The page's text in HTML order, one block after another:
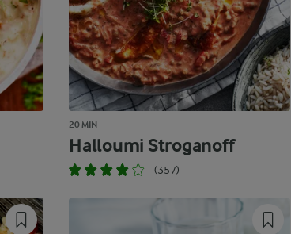
20 MIN
Halloumi Stroganoff
(357)